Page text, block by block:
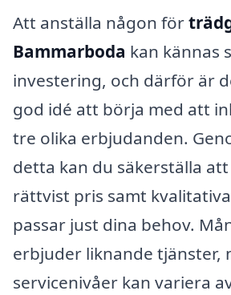
Att anställa någon för
Bammarboda kan kännas
investering, och därför är
god idé att börja med att
tre olika erbjudanden.
detta kan du säkerställa
rättvist pris samt
passar just dina behov.
erbjuder liknande tjänster,
servicenivåer kan variera